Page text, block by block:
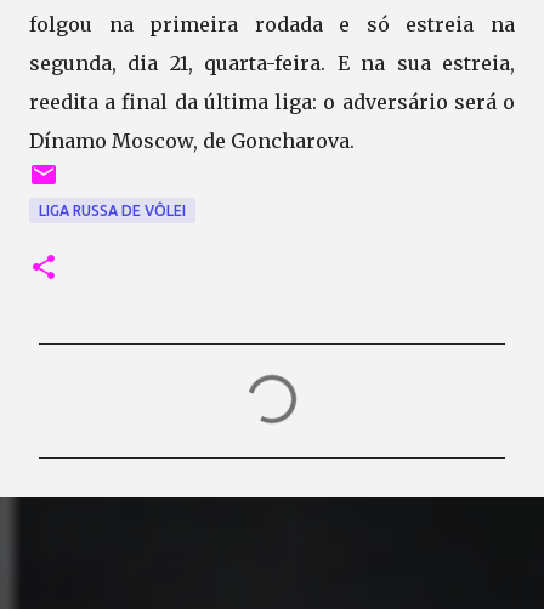
folgou na primeira rodada e só estreia na
segunda, dia 21, quarta-feira. E na sua estreia,
reedita a final da última liga: o adversário será o
Dínamo Moscow, de Goncharova.
LIGA RUSSA DE VÔLEI